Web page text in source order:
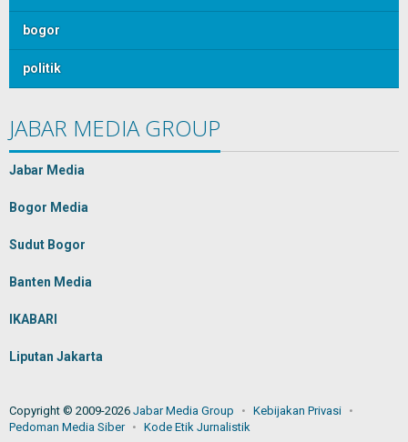
bogor
politik
JABAR MEDIA GROUP
Jabar Media
Bogor Media
Sudut Bogor
Banten Media
IKABARI
Liputan Jakarta
Copyright © 2009-2026 Jabar Media Group
Kebijakan Privasi
Pedoman Media Siber
Kode Etik Jurnalistik